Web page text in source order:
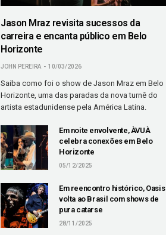
Jason Mraz revisita sucessos da
carreira e encanta público em Belo
Horizonte
JOHN PEREIRA 10/03/2026
Saiba como foi o show de Jason Mraz em Belo
Horizonte, uma das paradas da nova turnê do
artista estadunidense pela América Latina.
Em noite envolvente, ÀVUÀ
celebra conexões em Belo
Horizonte
05/12/2025
Em reencontro histórico, Oasis
volta ao Brasil com shows de
pura catarse
28/11/2025